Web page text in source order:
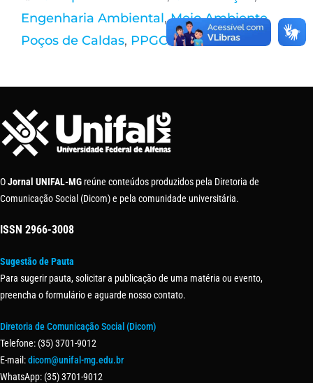
Engenharia Ambiental,Meio Ambiente,
Poços de Caldas, PPGCA
OJornal UNIFAL-MG reúne conteúdos produzidos pela Diretoria de
Comunicação Social (Dicom) e pela comunidade universitária.
ISSN 2966-3008
Sugestão de Pauta
Para sugerir pauta, solicitar a publicação de uma matéria ou evento,
preencha o formulário e aguarde nosso contato.
Diretoria de Comunicação Social (Dicom)
Telefone: (35) 3701-9012
E-mail:dicom@unifal-mg.edu.br
WhatsApp: (35) 3701-9012